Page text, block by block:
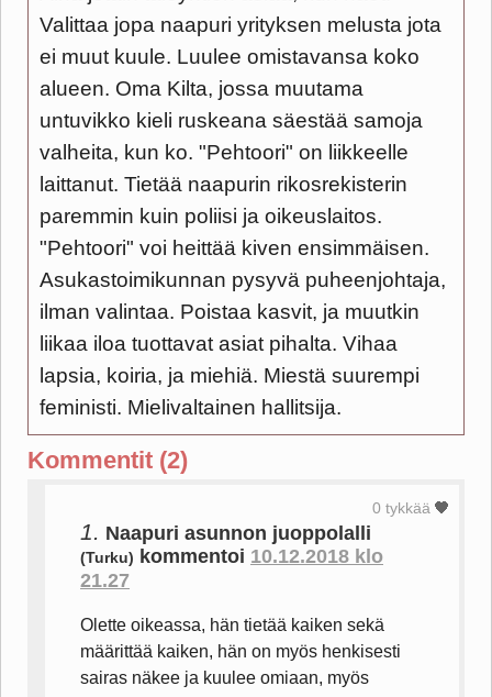
Valittaa jopa naapuri yrityksen melusta jota
ei muut kuule. Luulee omistavansa koko
alueen. Oma Kilta, jossa muutama
untuvikko kieli ruskeana säestää samoja
valheita, kun ko. "Pehtoori" on liikkeelle
laittanut. Tietää naapurin rikosrekisterin
paremmin kuin poliisi ja oikeuslaitos.
"Pehtoori" voi heittää kiven ensimmäisen.
Asukastoimikunnan pysyvä puheenjohtaja,
ilman valintaa. Poistaa kasvit, ja muutkin
liikaa iloa tuottavat asiat pihalta. Vihaa
lapsia, koiria, ja miehiä. Miestä suurempi
feministi. Mielivaltainen hallitsija.
Kommentit (2)
1. Naapuri asunnon juoppolalli
(Turku) kommentoi 10.12.2018 klo
21.27
Olette oikeassa, hän tietää kaiken sekä
määrittää kaiken, hän on myös henkisesti
sairas näkee ja kuulee omiaan, myös
0 tykkää